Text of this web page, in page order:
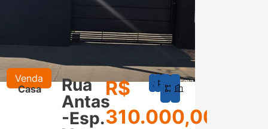
Venda
Casa
Rua
Antas
-Esp.
R$
310.000,00
150
m²
77